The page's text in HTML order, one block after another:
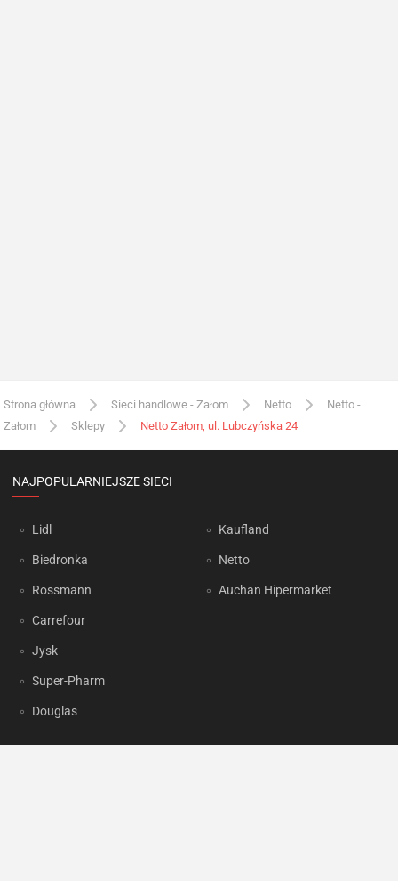
Strona główna Sieci handlowe - Załom Netto
Netto -
Załom
Sklepy Netto Załom, ul. Lubczyńska 24
NAJPOPULARNIEJSZE SIECI
Lidl
Biedronka
Rossmann
Carrefour
Jysk
Super-Pharm
Douglas
Kaufland
Netto
Auchan Hipermarket